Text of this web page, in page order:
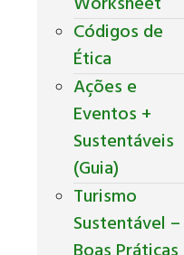
Códigos de
Ética
Ações e
Eventos +
Sustentáveis
(Guia)
Turismo
Sustentável –